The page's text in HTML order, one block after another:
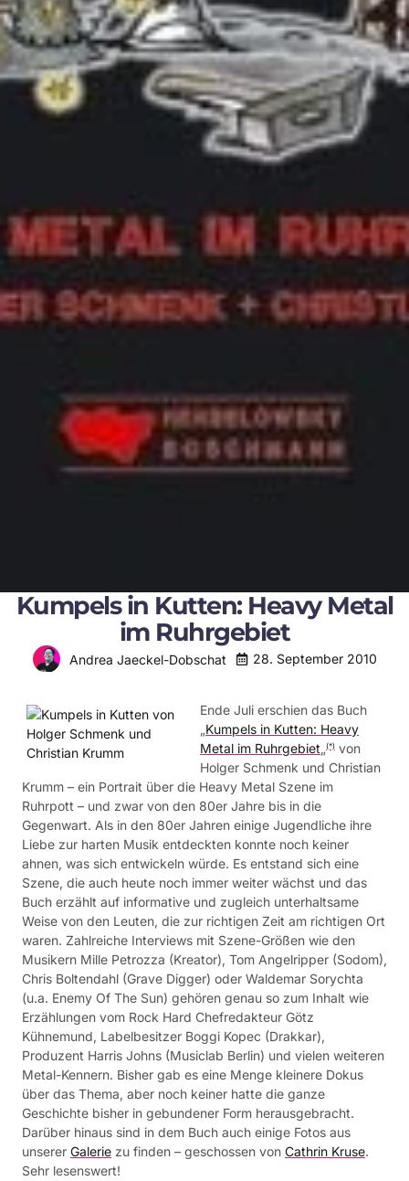
Kumpels in Kutten: Heavy Metal
im Ruhrgebiet
Andrea Jaeckel-Dobschat 28. September 2010
Ende Juli erschien das Buch
„Kumpels in Kutten: Heavy
Metal im Ruhrgebiet„ (*) von
Holger Schmenk und Christian
Krumm – ein Portrait über die Heavy Metal Szene im
Ruhrpott – und zwar von den 80er Jahre bis in die
Gegenwart. Als in den 80er Jahren einige Jugendliche ihre
Liebe zur harten Musik entdeckten konnte noch keiner
ahnen, was sich entwickeln würde. Es entstand sich eine
Szene, die auch heute noch immer weiter wächst und das
Buch erzählt auf informative und zugleich unterhaltsame
Weise von den Leuten, die zur richtigen Zeit am richtigen Ort
waren. Zahlreiche Interviews mit Szene-Größen wie den
Musikern Mille Petrozza (Kreator), Tom Angelripper (Sodom),
Chris Boltendahl (Grave Digger) oder Waldemar Sorychta
(u.a. Enemy Of The Sun) gehören genau so zum Inhalt wie
Erzählungen vom Rock Hard Chefredakteur Götz
Kühnemund, Labelbesitzer Boggi Kopec (Drakkar),
Produzent Harris Johns (Musiclab Berlin) und vielen weiteren
Metal-Kennern. Bisher gab es eine Menge kleinere Dokus
über das Thema, aber noch keiner hatte die ganze
Geschichte bisher in gebundener Form herausgebracht.
Darüber hinaus sind in dem Buch auch einige Fotos aus
unserer Galerie zu finden – geschossen von Cathrin Kruse.
Sehr lesenswert!